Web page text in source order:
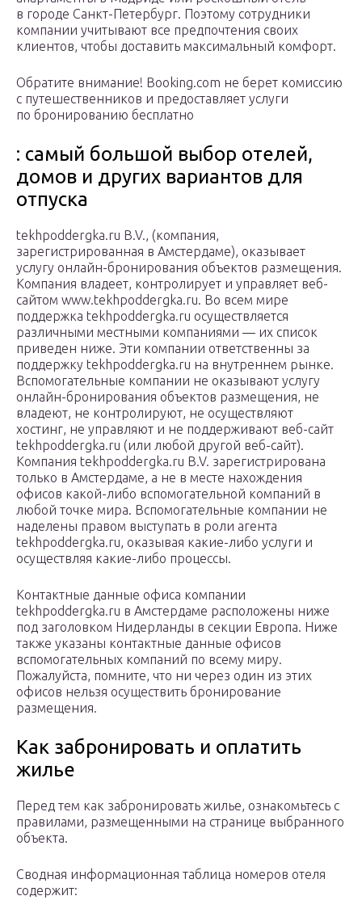
в городе Санкт-Петербург. Поэтому сотрудники
компании учитывают все предпочтения своих
клиентов, чтобы доставить максимальный комфорт.
Обратите внимание! Booking.com не берет комиссию
с путешественников и предоставляет услуги
по бронированию бесплатно
: самый большой выбор отелей,
домов и других вариантов для
отпуска
tekhpoddergka.ru B.V., (компания,
зарегистрированная в Амстердаме), оказывает
услугу онлайн-бронирования объектов размещения.
Компания владеет, контролирует и управляет веб-
сайтом www.tekhpoddergka.ru. Во всем мире
поддержка tekhpoddergka.ru осуществляется
различными местными компаниями — их список
приведен ниже. Эти компании ответственны за
поддержку tekhpoddergka.ru на внутреннем рынке.
Вспомогательные компании не оказывают услугу
онлайн-бронирования объектов размещения, не
владеют, не контролируют, не осуществляют
хостинг, не управляют и не поддерживают веб-сайт
tekhpoddergka.ru (или любой другой веб-сайт).
Компания tekhpoddergka.ru B.V. зарегистрирована
только в Амстердаме, а не в месте нахождения
офисов какой-либо вспомогательной компаний в
любой точке мира. Вспомогательные компании не
наделены правом выступать в роли агента
tekhpoddergka.ru, оказывая какие-либо услуги и
осуществляя какие-либо процессы.
Контактные данные офиса компании
tekhpoddergka.ru в Амстердаме расположены ниже
под заголовком Нидерланды в секции Европа. Ниже
также указаны контактные данные офисов
вспомогательных компаний по всему миру.
Пожалуйста, помните, что ни через один из этих
офисов нельзя осуществить бронирование
размещения.
Как забронировать и оплатить
жилье
Перед тем как забронировать жилье, ознакомьтесь с
правилами, размещенными на странице выбранного
объекта.
Сводная информационная таблица номеров отеля
содержит: